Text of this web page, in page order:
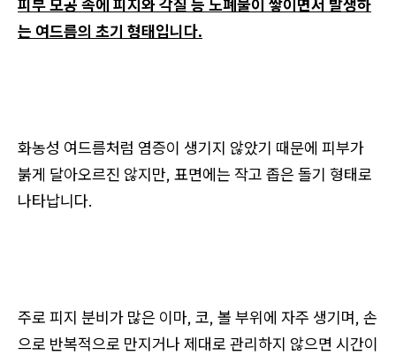
피부 모공 속에 피지와 각질 등 노폐물이 쌓이면서 발생하
는 여드름의 초기 형태입니다.
화농성 여드름처럼 염증이 생기지 않았기 때문에 피부가
붉게 달아오르진 않지만, 표면에는 작고 좁은 돌기 형태로
나타납니다.
주로 피지 분비가 많은 이마, 코, 볼 부위에 자주 생기며, 손
으로 반복적으로 만지거나 제대로 관리하지 않으면 시간이